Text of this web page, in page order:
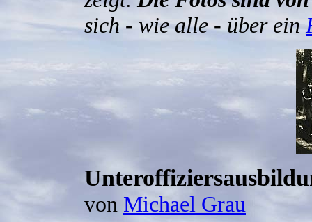
sich - wie alle - über ein
von Michael Grau